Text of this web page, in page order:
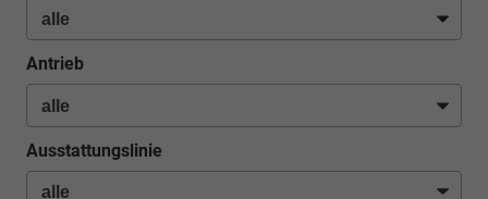
Antrieb
Ausstattungslinie